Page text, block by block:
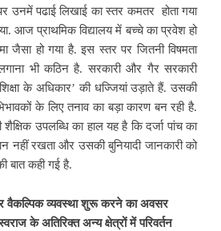
उनमें पढाई लिखाई का स्तर कमतर होता गया
आज प्राथमिक विद्यालय में बच्चे का प्रवेश हो
जैसा हो गया है. इस स्तर पर जितनी विषमता
भी कठिन है. सरकारी और गैर सरकारी
के अधिकार’की धज्जियां उड़ाते हैं. उसकी
के लिए तनाव का बड़ा कारण बन रही है.
उपलब्धि का हाल यह है कि दर्जा पांच का
नहीं रखता और उसकी बुनियादी जानकारी को
बात कही गई है.
वैकल्पिक व्यवस्था शुरू करने का अवसर
के अतिरिक्त अन्य क्षेत्रों में परिवर्तन